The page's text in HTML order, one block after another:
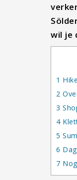
wil je
1
2
3
4
5
6
7